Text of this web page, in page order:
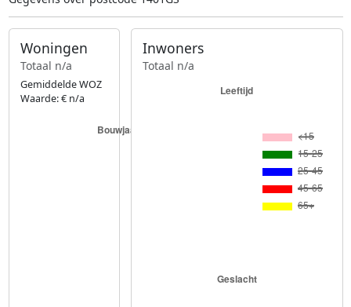
Woningen
Totaal n/a
Gemiddelde WOZ
Waarde: € n/a
Inwoners
Totaal n/a